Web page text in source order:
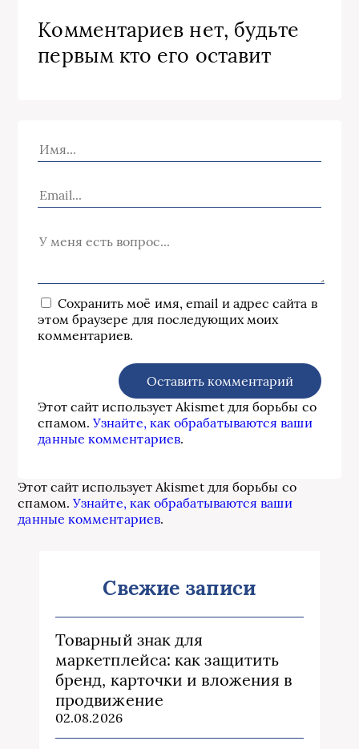
Комментариев нет, будьте
первым кто его оставит
Сохранить моё имя, email и адрес сайта в
этом браузере для последующих моих
комментариев.
Этот сайт использует Akismet для борьбы со
спамом.Узнайте, как обрабатываются ваши
данные комментариев.
Этот сайт использует Akismet для борьбы со
спамом.Узнайте, как обрабатываются ваши
данные комментариев.
Свежие записи
Товарный знак для
маркетплейса: как защитить
бренд, карточки и вложения в
продвижение
02.08.2026